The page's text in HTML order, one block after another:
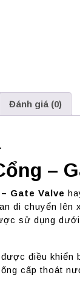
Đánh giá (0)
–
Gate Valve
di chuyển lên
sử dụng
được điều khiển
cấp thoát